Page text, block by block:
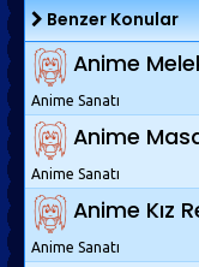
Benzer Konular
Anime
Anime Sanatı
Anime
Anime Sanatı
Anime Kız
Anime Sanatı